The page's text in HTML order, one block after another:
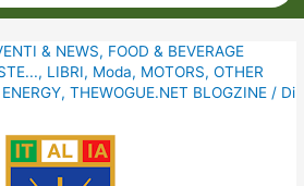
& NEWS, FOOD & BEVERAGE
, LIBRI, Moda, MOTORS,OTHER
,THEWOGUE.NET BLOGZINE / Di